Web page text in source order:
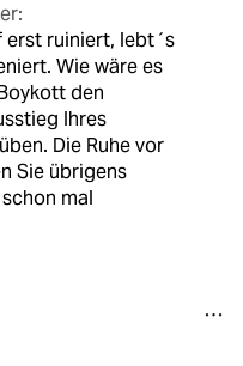
erst ruiniert, lebt´s
Wie wäre es
den
Ihres
Die Ruhe vor
Sie übrigens
mal